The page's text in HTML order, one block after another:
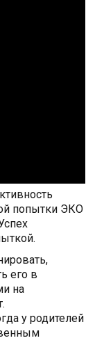
попытки ЭКО
его в
на
у родителей